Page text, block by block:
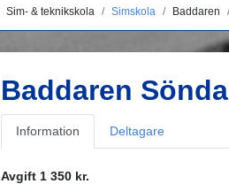
Sim- & teknikskola Simskola Baddaren
Baddaren
Information Deltagare
Avgift 1 350 kr.